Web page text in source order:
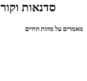
סדנאות
מאמרים על מהות החיים